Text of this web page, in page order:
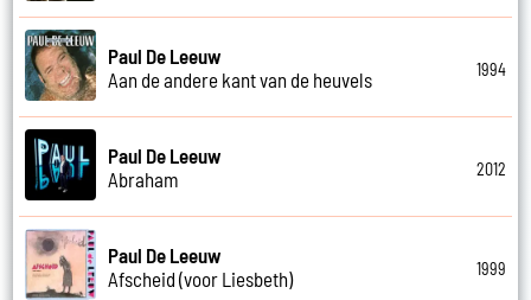
Paul De Leeuw
Aan de andere kant van de heuvels
1994
Paul De Leeuw
Abraham
2012
Paul De Leeuw
Afscheid (voor Liesbeth)
1999